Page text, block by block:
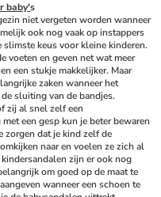
baby's
niet vergeten worden wanneer
ook nog vaak op instappers
keus voor kleine kinderen.
voeten en geven net wat meer
een stukje makkelijker. Maar
naast een goed voetbed zijn er nog meer belangrijke zaken wanneer het
sluiting van de bandjes.
zij al snel zelf een
een gesp kun je beter bewaren
zorgen dat je kind zelf de
naar en voelen ze zich al
zijn er ook nog
om goed op de maat te
wanneer een schoen te